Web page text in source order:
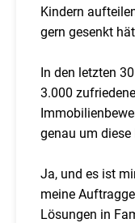
Kindern
gern gesenkt
In den letzten
3.000
genau um
Ja, und es ist
meine
Lösungen in